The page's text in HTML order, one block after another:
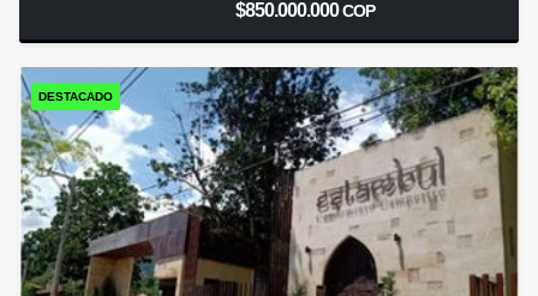
$850.000.000COP
DESTACADO